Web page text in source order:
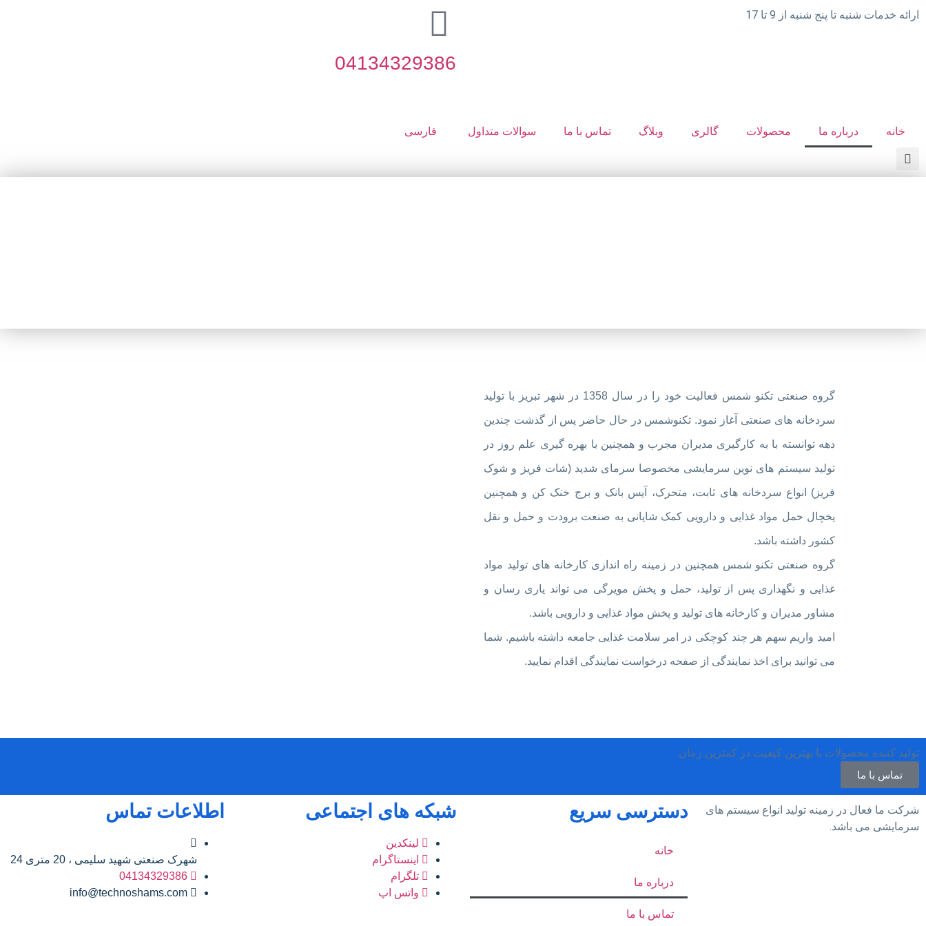
ارائه خدمات شنبه تا پنج شنبه از 9 تا 17
04134329386
خانه درباره ما محصولات گالری وبلاگ تماس با ما سوالات متداول فارسی
گروه صنعتی تکنو شمس فعالیت خود را در سال 1358 در شهر تبریز با تولید
سردخانه های صنعتی آغاز نمود. تکنوشمس در حال حاضر پس از گذشت چندین
دهه توانسته با به کارگیری مدیران مجرب و همچنین با بهره گیری علم روز در
تولید سیستم های نوین سرمایشی مخصوصا سرمای شدید (شات فریز و شوک
فریز) انواع سردخانه های ثابت، متحرک، آیس بانک و برج خنک کن و همچنین
یخچال حمل مواد غذایی و دارویی کمک شایانی به صنعت برودت و حمل و نقل
کشور داشته باشد.
گروه صنعتی تکنو شمس همچنین در زمینه راه اندازی کارخانه های تولید مواد
غذایی و نگهداری پس از تولید، حمل و پخش مویرگی می تواند یاری رسان و
مشاور مدیران و کارخانه های تولید و پخش مواد غذایی و دارویی باشد.
امید واریم سهم هر چند کوچکی در امر سلامت غذایی جامعه داشته باشیم. شما
می توانید برای اخذ نمایندگی از صفحه درخواست نمایندگی اقدام نمایید.
تولید کننده محصولات با بهترین کیفیت در کمترین زمان
تماس با ما
شرکت ما فعال در زمینه تولید انواع سیستم های
سرمایشی می باشد.
دسترسی سریع
خانه
درباره ما
تماس با ما
شبکه های اجتماعی
لینکدین
اینستاگرام
تلگرام
واتس اپ
اطلاعات تماس
شهرک صنعتی شهید سلیمی ، 20 متری 24
04134329386
info@technoshams.com